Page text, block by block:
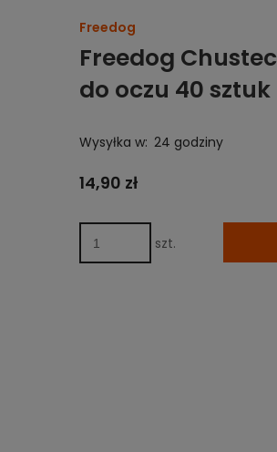
Freedog
Freedog
do oczu 40 sztuk
Wysyłka w: 24 godziny
14,90 zł
szt.